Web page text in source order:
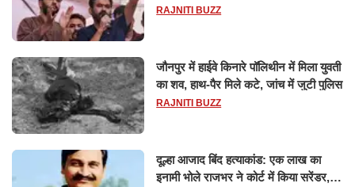
सहमति
RAJNITI BUZZ
जौनपुर में हाईवे किनारे पॉलिथीन में मिला युवती
का शव, हाथ-पैर मिले कटे, जांच में जुटी पुलिस
RAJNITI BUZZ
दूल्हा आजाद बिंद हत्याकांड: एक लाख का
इनामी भोले राजभर ने कोर्ट में किया सरेंडर,